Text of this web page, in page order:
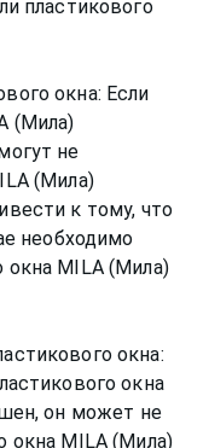
пластикового
окна: Если
(Мила)
не
(Мила)
к тому, что
необходимо
MILA (Мила)
окна:
окна
он может не
окна MILA (Мила)